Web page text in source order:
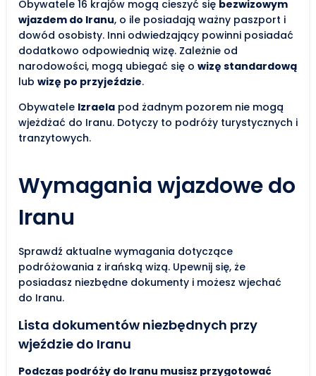
Obywatele 16 krajów mogą cieszyć się bezwizowym
wjazdem do Iranu, o ile posiadają ważny paszport i
dowód osobisty. Inni odwiedzający powinni posiadać
dodatkowo odpowiednią wizę. Zależnie od
narodowości, mogą ubiegać się o wizę standardową
lub wizę po przyjeździe.
Obywatele Izraela pod żadnym pozorem nie mogą
wjeżdżać do Iranu. Dotyczy to podróży turystycznych i
tranzytowych.
Wymagania wjazdowe do
Iranu
Sprawdź aktualne wymagania dotyczące
podróżowania z irańską wizą. Upewnij się, że
posiadasz niezbędne dokumenty i możesz wjechać
do Iranu.
Lista dokumentów niezbędnych przy
wjeździe do Iranu
Podczas podróży do Iranu musisz przygotować